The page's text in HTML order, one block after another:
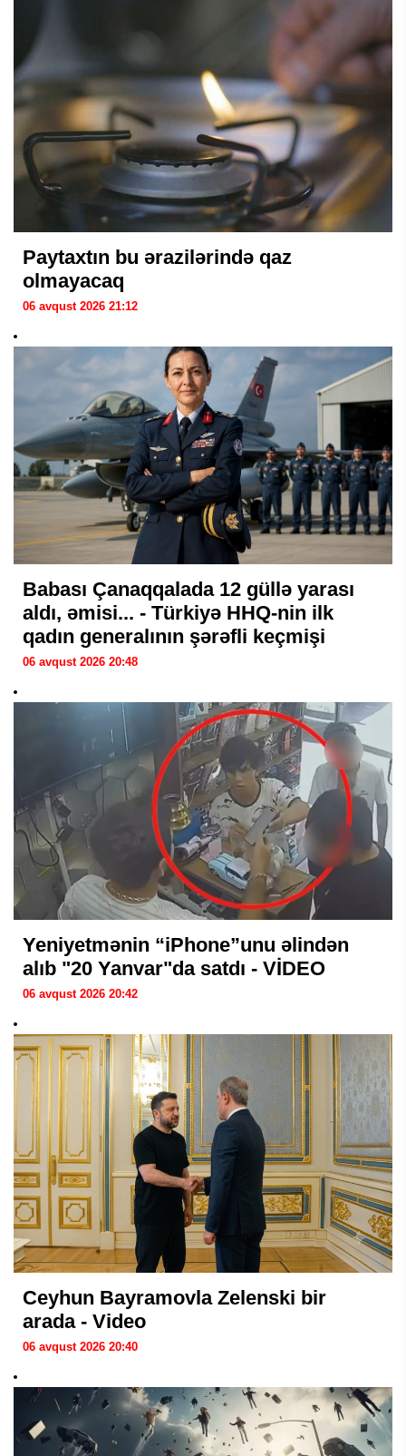
Paytaxtın bu ərazilərində qaz
olmayacaq
06 avqust 2026 21:12
Babası Çanaqqalada 12 güllə yarası
aldı, əmisi... - Türkiyə HHQ-nin ilk
qadın generalının şərəfli keçmişi
06 avqust 2026 20:48
Yeniyetmənin “iPhone”unu əlindən
alıb "20 Yanvar"da satdı - VİDEO
06 avqust 2026 20:42
Ceyhun Bayramovla Zelenski bir
arada - Video
06 avqust 2026 20:40